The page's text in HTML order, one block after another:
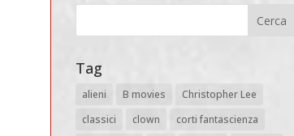
Tag
alieni B movies
Christopher Lee
classici
clown
corti fantascienza